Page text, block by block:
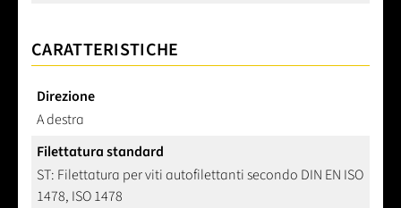
CARATTERISTICHE
Direzione
A destra
Filettatura standard
ST: Filettatura per viti autofilettanti secondo DIN EN ISO
1478, ISO 1478